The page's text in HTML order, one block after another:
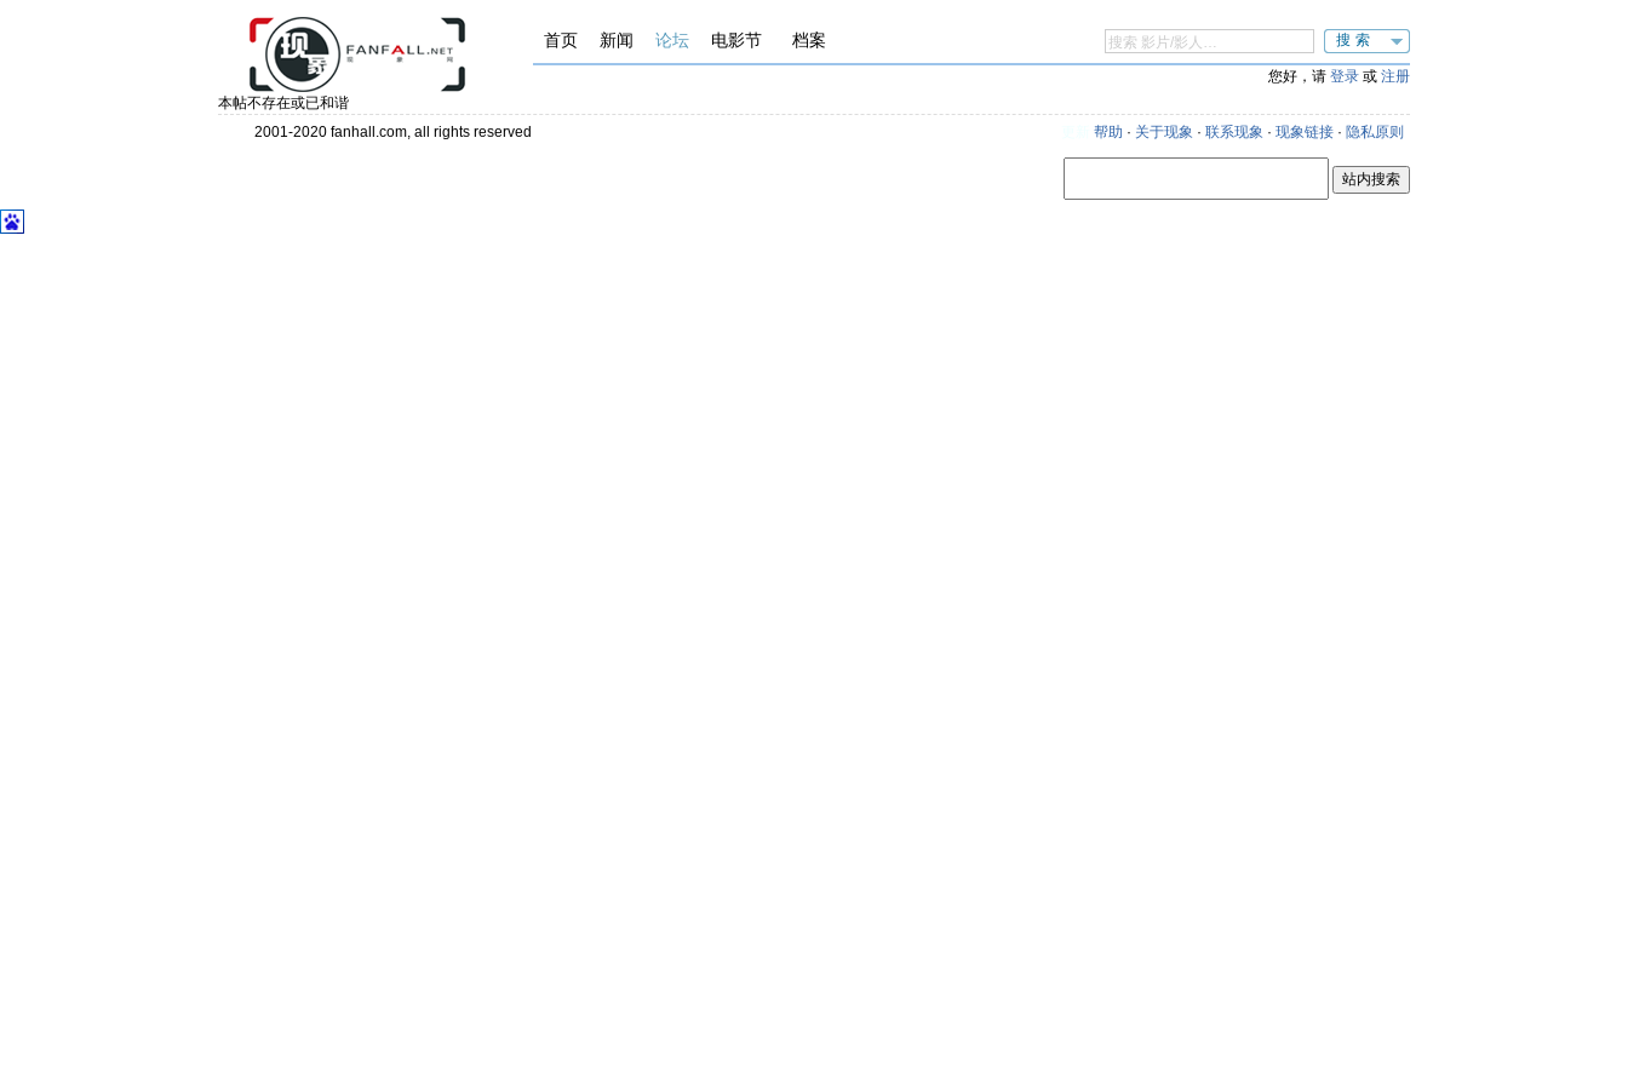
首页 新闻 论坛 电影节 档案 搜索
您好，请 登录 或 注册
本帖不存在或已和谐
2001-2020 fanhall.com, all rights reserved
帮助 · 关于现象 · 联系现象 · 现象链接 · 隐私原则